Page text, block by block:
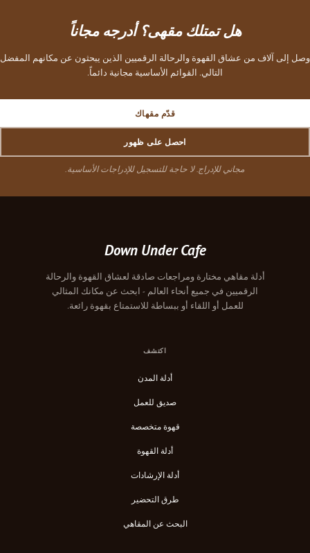
هل تمتلك مقهى؟ أدرجه مجاناً
وصل إلى آلاف من عشاق القهوة والرحالة الرقميين الذين يبحثون عن مكانهم المفضل
التالي. القوائم الأساسية مجانية دائماً.
قدّم مقهاك
احصل على ظهور
مجاني للإدراج. لا حاجة للتسجيل للإدراجات الأساسية.
Down Under Cafe
أدلة مقاهي مختارة ومراجعات صادقة لعشاق القهوة والرحالة
الرقميين في جميع أنحاء العالم - ابحث عن مكانك المثالي
للعمل أو اللقاء أو ببساطة للاستمتاع بقهوة رائعة.
اكتشف
أدلة المدن
صديق للعمل
قهوة متخصصة
أدلة القهوة
أدلة الإرشادات
طرق التحضير
البحث عن المقاهي